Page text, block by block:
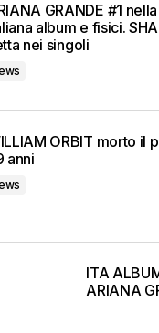
GRANDE #1
album e fisici.
nei singoli
ORBIT morto il
anni
ITA
ARIANA